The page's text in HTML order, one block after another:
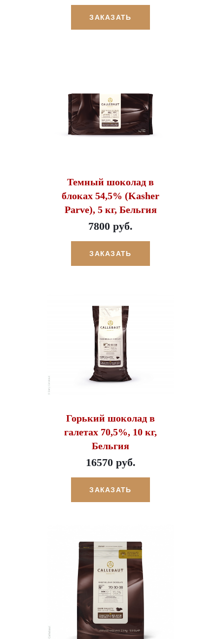
ЗАКАЗАТЬ
Темный шоколад в
блоках 54,5% (Kasher
Parve), 5 кг, Бельгия
7800 руб.
ЗАКАЗАТЬ
Горький шоколад в
галетах 70,5%, 10 кг,
Бельгия
16570 руб.
ЗАКАЗАТЬ